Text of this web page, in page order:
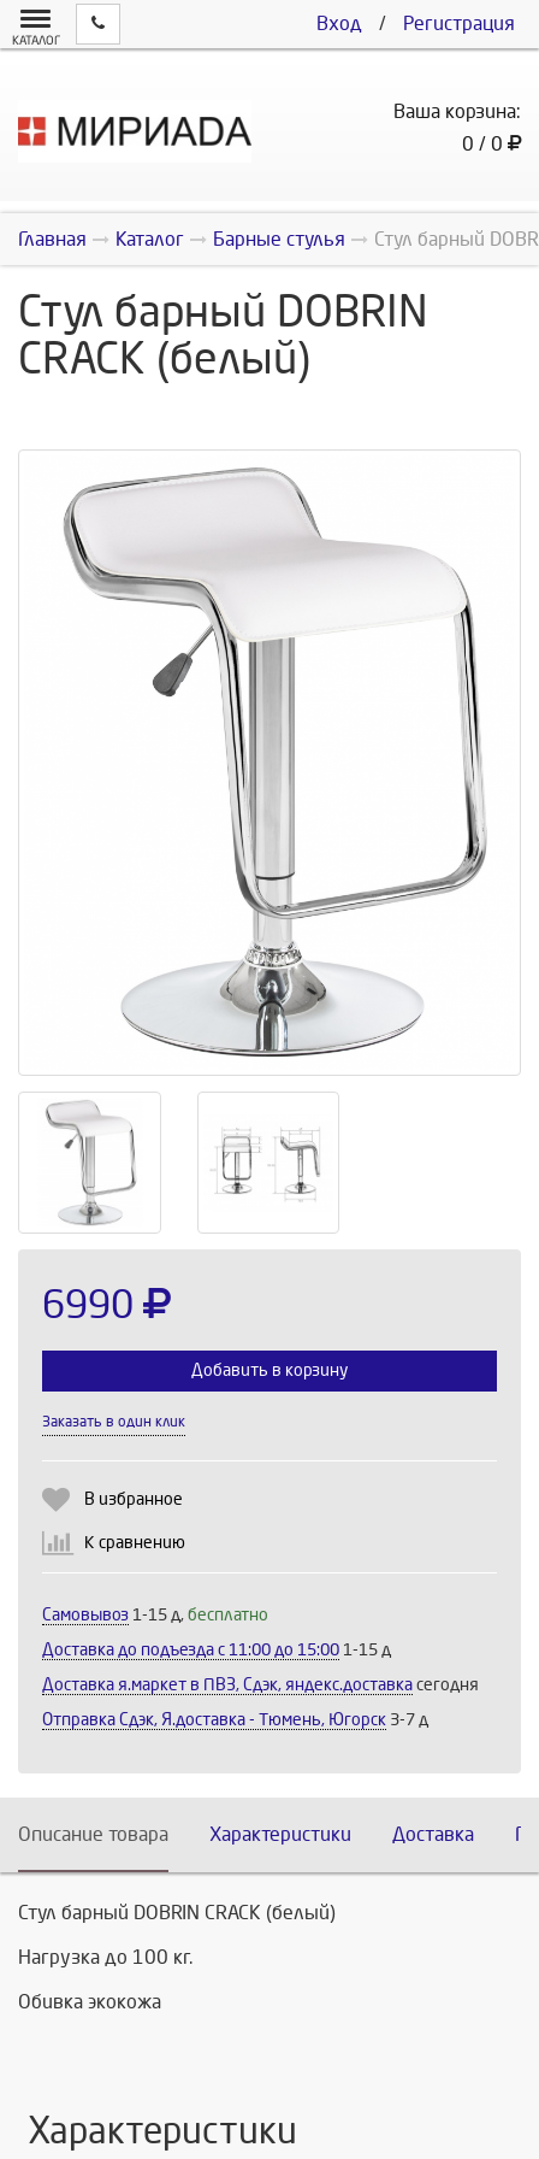
Вход / Регистрация
КАТАЛОГ
Ваша корзина:
0 / 0
Главная Каталог Барные стулья Стул барный
Стул барный DOBRIN
CRACK (белый)
6990
Добавить в корзину
Заказать в один клик
В избранное
К сравнению
Самовывоз 1-15 д, бесплатно
Доставка до подъезда c 11:00 до 15:00 1-15 д
Доставка я.маркет в ПВЗ, Сдэк, яндекс.доставка сегодня
Отправка Сдэк, Я.доставка - Тюмень, Югорск 3-7 д
Описание товара Характеристики Доставка
Стул барный DOBRIN CRACK (белый)
Нагрузка до 100 кг.
Обивка экокожа
Характеристики